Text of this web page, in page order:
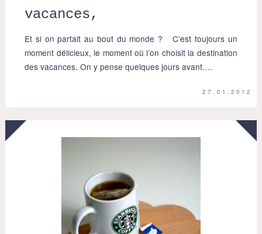
vacances,
Et si on partait au bout du monde ? C’est toujours un
moment délicieux, le moment où l’on choisit la destination
des vacances. On y pense quelques jours avant….
27.01.2012